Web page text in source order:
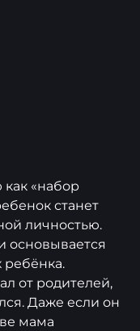
«набор
станет
личностью.
основывается
ребёнка.
от родителей,
Даже если он
мама